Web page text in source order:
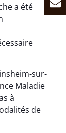
a été
sur-
Maladie
à
de